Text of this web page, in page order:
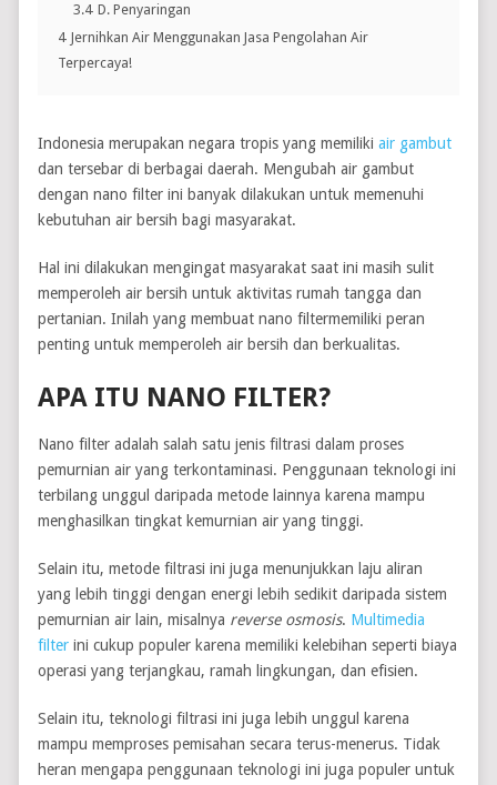
3.4 D. Penyaringan
4 Jernihkan Air Menggunakan Jasa Pengolahan Air
Terpercaya!
Indonesia merupakan negara tropis yang memilikiair gambut
dan tersebar di berbagai daerah. Mengubah air gambut
dengan nano filter ini banyak dilakukan untuk memenuhi
kebutuhan air bersih bagi masyarakat.
Hal ini dilakukan mengingat masyarakat saat ini masih sulit
memperoleh air bersih untuk aktivitas rumah tangga dan
pertanian. Inilah yang membuat nano filtermemiliki peran
penting untuk memperoleh air bersih dan berkualitas.
APA ITU NANO FILTER?
Nano filter adalah salah satu jenis filtrasi dalam proses
pemurnian air yang terkontaminasi. Penggunaan teknologi ini
terbilang unggul daripada metode lainnya karena mampu
menghasilkan tingkat kemurnian air yang tinggi.
Selain itu, metode filtrasi ini juga menunjukkan laju aliran
yang lebih tinggi dengan energi lebih sedikit daripada sistem
pemurnian air lain, misalnya reverse osmosis. Multimedia
filter ini cukup populer karena memiliki kelebihan seperti biaya
operasi yang terjangkau, ramah lingkungan, dan efisien.
Selain itu, teknologi filtrasi ini juga lebih unggul karena
mampu memproses pemisahan secara terus-menerus. Tidak
heran mengapa penggunaan teknologi ini juga populer untuk